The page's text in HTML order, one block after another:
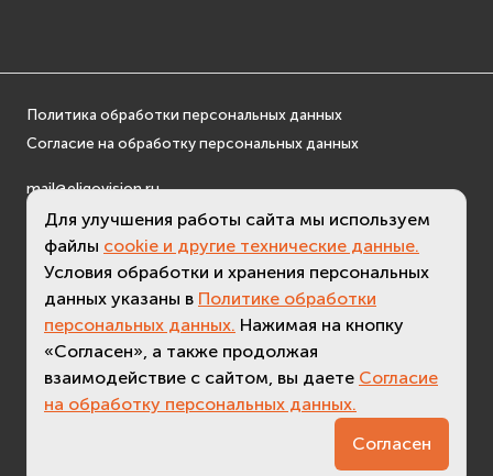
osgDB
osgGA
osgParticle
osgText
osgUtil
osgViewer
Физика (Physics)
bullet
Фаиловая система (File System)
fs
актуальная версия - 3.7)
Политика обработки персональных данных
Согласие на обработку персональных данных
mail@eligovision.ru
+7 (495) 740 08 16
© ООО "ЭлигоВижн", 2005-2026
Для улучшения работы сайта мы используем
файлы cookie и другие технические данные.
Условия обработки и хранения персональных
данных указаны в Политике обработки
персональных данных. Нажимая на кнопку
«Согласен», а также продолжая
взаимодействие с сайтом, вы даете Согласие
на обработку персональных данных.
Согласен